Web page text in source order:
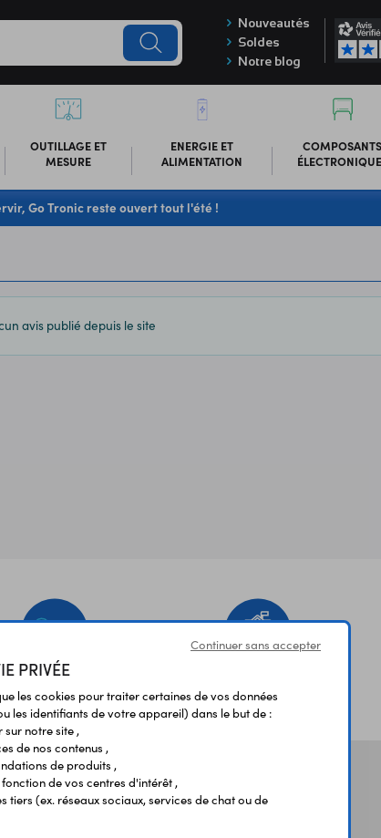
Nouveautés
Soldes
Notre blog
OUTILLAGE ET
MESURE
ENERGIE ET
ALIMENTATION
COMPOSANTS
Go Tronic reste ouvert tout l'été !
avis publié depuis le site
LIVRAISON
RAPIDE
ÉTABLISSEMENTS
SCOLAIRES
et témoignages
Continuer sans accepter
PRIVÉE
les cookies pour traiter certaines de vos données
les identifiants de votre appareil) dans le but de :
notre site ,
de nos contenus ,
de produits ,
de vos centres d'intérêt ,
tiers (ex. réseaux sociaux, services de chat ou de